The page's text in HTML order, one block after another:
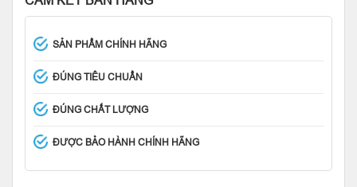
SẢN PHẨM CHÍNH HÃNG
ĐÚNG TIÊU CHUẨN
ĐÚNG CHẤT LƯỢNG
ĐƯỢC BẢO HÀNH CHÍNH HÃNG